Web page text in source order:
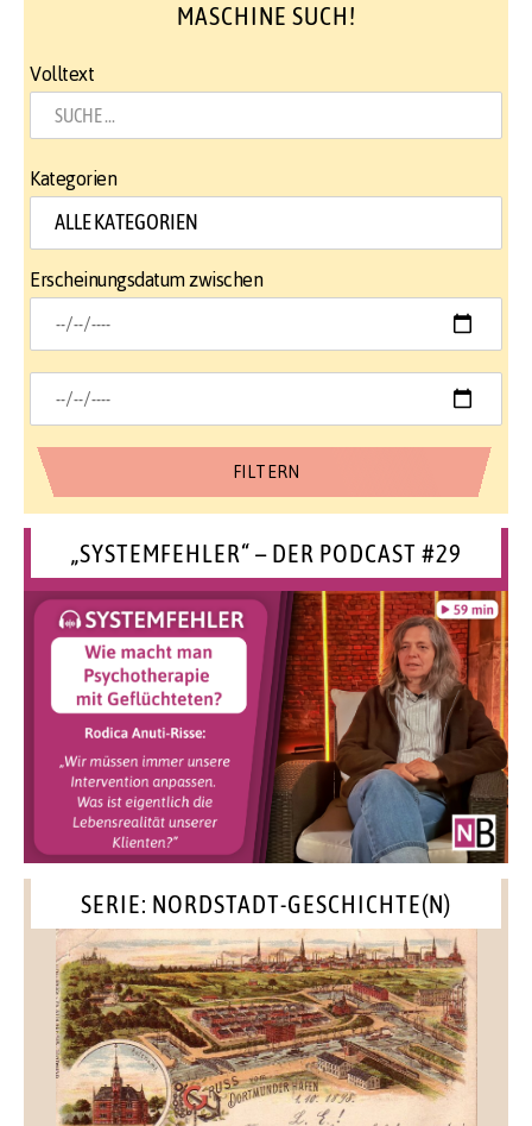
MASCHINE SUCH!
Volltext
Kategorien
Erscheinungsdatum zwischen
„SYSTEMFEHLER“ – DER PODCAST #29
SERIE: NORDSTADT-GESCHICHTE(N)